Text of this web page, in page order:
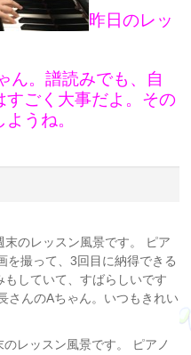
昨日のレッ
ん。譜読みでも、自
すごく大事だよ。その
うね。
末のレッスン風景です。 ピア
を撮って、3回目に納得できる
していて、すばらしいです
さんのAちゃん。いつもきれい
のレッスン風景です。 ピアノ